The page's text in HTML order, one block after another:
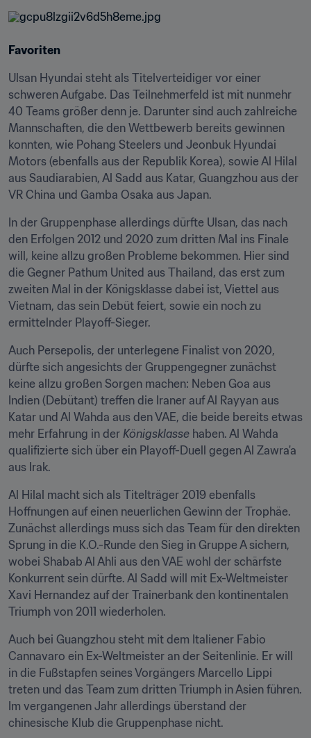
Favoriten
Ulsan Hyundai steht als Titelverteidiger vor einer
schweren Aufgabe. Das Teilnehmerfeld ist mit nunmehr
40 Teams größer denn je. Darunter sind auch zahlreiche
Mannschaften, die den Wettbewerb bereits gewinnen
konnten, wie Pohang Steelers und Jeonbuk Hyundai
Motors (ebenfalls aus der Republik Korea), sowie Al Hilal
aus Saudiarabien, Al Sadd aus Katar, Guangzhou aus der
VR China und Gamba Osaka aus Japan.
In der Gruppenphase allerdings dürfte Ulsan, das nach
den Erfolgen 2012 und 2020 zum dritten Mal ins Finale
will, keine allzu großen Probleme bekommen. Hier sind
die Gegner Pathum United aus Thailand, das erst zum
zweiten Mal in der Königsklasse dabei ist, Viettel aus
Vietnam, das sein Debüt feiert, sowie ein noch zu
ermittelnder Playoff-Sieger.
Auch Persepolis, der unterlegene Finalist von 2020,
dürfte sich angesichts der Gruppengegner zunächst
keine allzu großen Sorgen machen: Neben Goa aus
Indien (Debütant) treffen die Iraner auf Al Rayyan aus
Katar und Al Wahda aus den VAE, die beide bereits etwas
mehr Erfahrung in der Königsklasse haben. Al Wahda
qualifizierte sich über ein Playoff-Duell gegen Al Zawra'a
aus Irak.
Al Hilal macht sich als Titelträger 2019 ebenfalls
Hoffnungen auf einen neuerlichen Gewinn der Trophäe.
Zunächst allerdings muss sich das Team für den direkten
Sprung in die K.O.-Runde den Sieg in Gruppe A sichern,
wobei Shabab Al Ahli aus den VAE wohl der schärfste
Konkurrent sein dürfte. Al Sadd will mit Ex-Weltmeister
Xavi Hernandez auf der Trainerbank den kontinentalen
Triumph von 2011 wiederholen.
Auch bei Guangzhou steht mit dem Italiener Fabio
Cannavaro ein Ex-Weltmeister an der Seitenlinie. Er will
in die Fußstapfen seines Vorgängers Marcello Lippi
treten und das Team zum dritten Triumph in Asien führen.
Im vergangenen Jahr allerdings überstand der
chinesische Klub die Gruppenphase nicht.